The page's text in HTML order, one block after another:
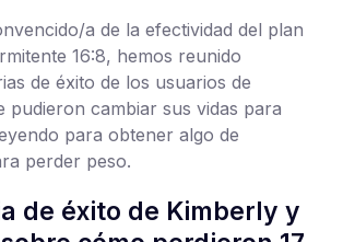
a de la efectividad del plan
16:8, hemos reunido
de éxito de los usuarios de
pudieron cambiar sus vidas para
para obtener algo de
perder peso.
de éxito de Kimberly y